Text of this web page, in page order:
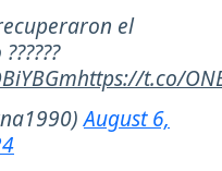
el
https://t.co/
August 6,